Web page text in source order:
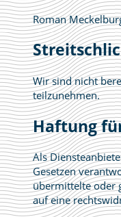
Roman
Wir sind nicht
teilzunehmen.
Haftung
Als
Gesetzen
übermittelte oder
auf eine